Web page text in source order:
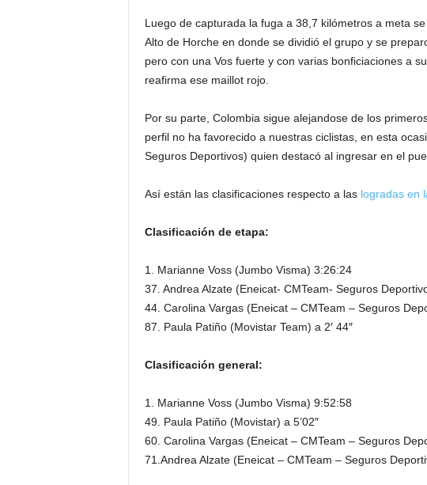
Luego de capturada la fuga a 38,7 kilómetros a meta
Alto de Horche en donde se dividió el grupo y se
pero con una Vos fuerte y con varias bonficiaciones a
reafirma ese maillot rojo.
Por su parte, Colombia sigue alejandose de los
perfil no ha favorecido a nuestras ciclistas, en esta
Seguros Deportivos) quien destacó al ingresar en el
Así están las clasificaciones respecto a las logradas en
Clasificación de etapa:
1. Marianne Voss (Jumbo Visma) 3:26:24
37. Andrea Alzate (Eneicat- CMTeam- Seguros
44. Carolina Vargas (Eneicat – CMTeam – Seguros
87. Paula Patiño (Movistar Team) a 2′ 44″
Clasificación general:
1. Marianne Voss (Jumbo Visma) 9:52:58
49. Paula Patiño (Movistar) a 5’02″
60. Carolina Vargas (Eneicat – CMTeam – Seguros
71.Andrea Alzate (Eneicat – CMTeam – Seguros